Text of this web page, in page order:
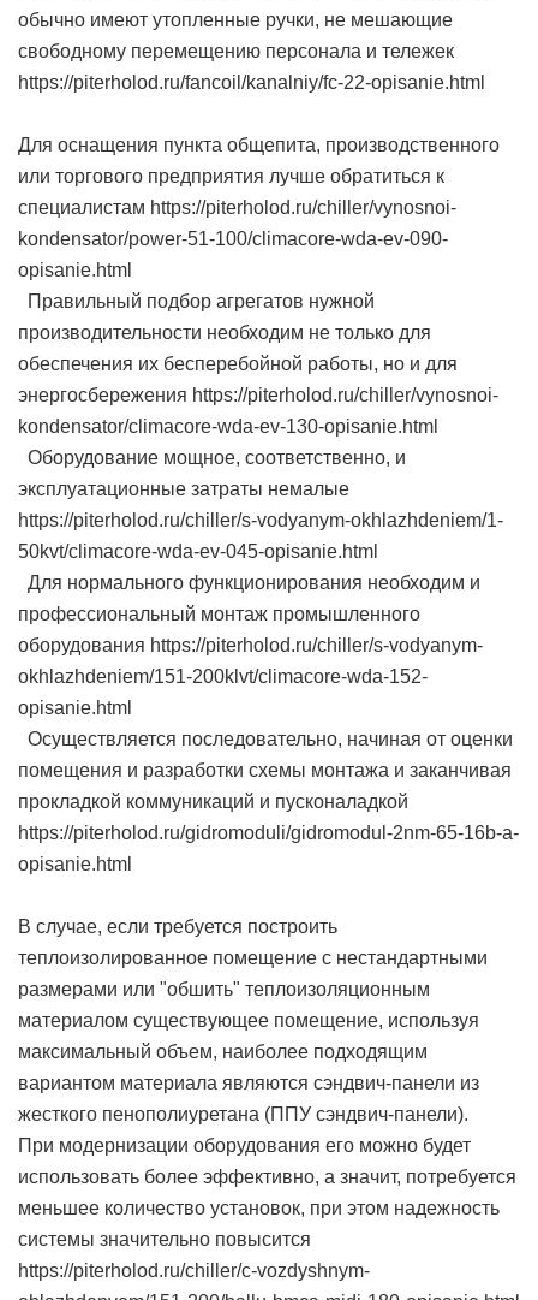
обычно имеют утопленные ручки, не мешающие
свободному перемещению персонала и тележек
https://piterholod.ru/fancoil/kanalniy/fc-22-opisanie.html
Для оснащения пункта общепита, производственного
или торгового предприятия лучше обратиться к
специалистам https://piterholod.ru/chiller/vynosnoi-
kondensator/power-51-100/climacore-wda-ev-090-
opisanie.html
Правильный подбор агрегатов нужной
производительности необходим не только для
обеспечения их бесперебойной работы, но и для
энергосбережения https://piterholod.ru/chiller/vynosnoi-
kondensator/climacore-wda-ev-130-opisanie.html
Оборудование мощное, соответственно, и
эксплуатационные затраты немалые
https://piterholod.ru/chiller/s-vodyanym-okhlazhdeniem/1-
50kvt/climacore-wda-ev-045-opisanie.html
Для нормального функционирования необходим и
профессиональный монтаж промышленного
оборудования https://piterholod.ru/chiller/s-vodyanym-
okhlazhdeniem/151-200klvt/climacore-wda-152-
opisanie.html
Осуществляется последовательно, начиная от оценки
помещения и разработки схемы монтажа и заканчивая
прокладкой коммуникаций и пусконаладкой
https://piterholod.ru/gidromoduli/gidromodul-2nm-65-16b-a-
opisanie.html
В случае, если требуется построить
теплоизолированное помещение с нестандартными
размерами или "обшить" теплоизоляционным
материалом существующее помещение, используя
максимальный объем, наиболее подходящим
вариантом материала являются сэндвич-панели из
жесткого пенополиуретана (ППУ сэндвич-панели).
При модернизации оборудования его можно будет
использовать более эффективно, а значит, потребуется
меньшее количество установок, при этом надежность
системы значительно повысится
https://piterholod.ru/chiller/c-vozdyshnym-